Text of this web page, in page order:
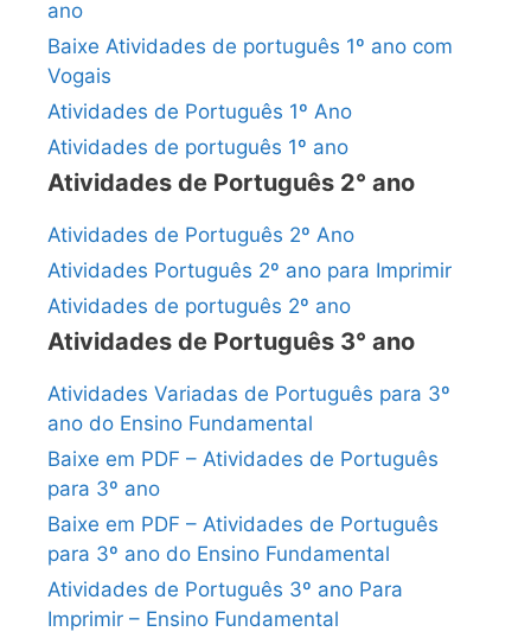
ano
Baixe Atividades de português 1º ano com
Vogais
Atividades de Português 1º Ano
Atividades de português 1º ano
Atividades de Português 2° ano
Atividades de Português 2º Ano
Atividades Português 2º ano para Imprimir
Atividades de português 2º ano
Atividades de Português 3° ano
Atividades Variadas de Português para 3º
ano do Ensino Fundamental
Baixe em PDF – Atividades de Português
para 3º ano
Baixe em PDF – Atividades de Português
para 3º ano do Ensino Fundamental
Atividades de Português 3º ano Para
Imprimir – Ensino Fundamental